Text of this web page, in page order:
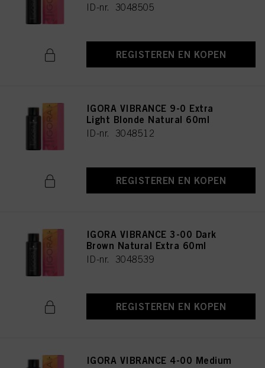
ID-nr. 3048505
REGISTEREN EN KOPEN
IGORA VIBRANCE 9-0 Extra
Light Blonde Natural 60ml
ID-nr. 3048512
REGISTEREN EN KOPEN
IGORA VIBRANCE 3-00 Dark
Brown Natural Extra 60ml
ID-nr. 3048539
REGISTEREN EN KOPEN
IGORA VIBRANCE 4-00 Medium